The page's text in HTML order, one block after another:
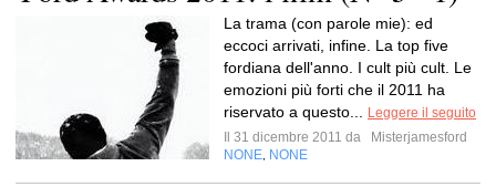
La trama (con parole mie): ed
eccoci arrivati, infine. La top five
fordiana dell'anno. I cult più cult. Le
emozioni più forti che il 2011 ha
riservato a questo...
Leggere il seguito
Il 31 dicembre 2011 da
Misterjamesford
NONE NONE